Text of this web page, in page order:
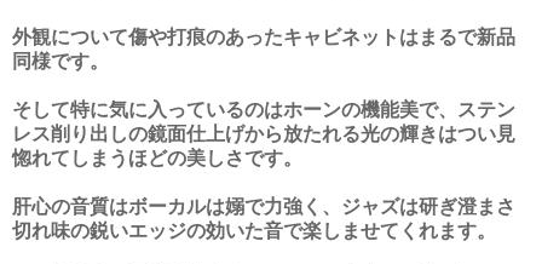
外観について傷や打痕のあったキャビネットはまるで新品
同様です。
そして特に気に入っているのはホーンの機能美で、ステン
レス削り出しの鏡面仕上げから放たれる光の輝きはつい見
惚れてしまうほどの美しさです。
肝心の音質はボーカルは嫋で力強く、ジャズは研ぎ澄まさ
切れ味の鋭いエッジの効いた音で楽しませてくれます。